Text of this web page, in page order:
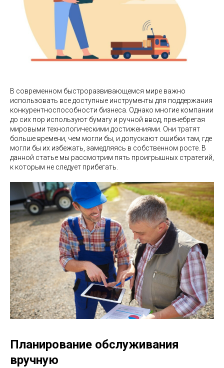
В современном быстроразвивающемся мире важно
использовать все доступные инструменты для поддержания
конкурентноспособности бизнеса. Однако многие компании
до сих пор используют бумагу и ручной ввод, пренебрегая
мировыми технологическими достижениями. Они тратят
больше времени, чем могли бы, и допускают ошибки там, где
могли бы их избежать, замедляясь в собственном росте. В
данной статье мы рассмотрим пять проигрышных стратегий,
к которым не следует прибегать.
Планирование обслуживания
вручную